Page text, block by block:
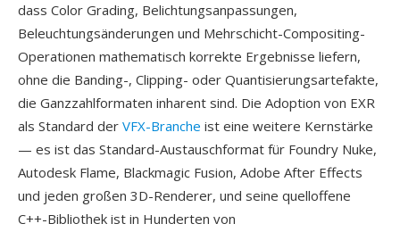
dass Color Grading, Belichtungsanpassungen,
Beleuchtungsänderungen und Mehrschicht-Compositing-
Operationen mathematisch korrekte Ergebnisse liefern,
ohne die Banding-, Clipping- oder Quantisierungsartefakte,
die Ganzzahlformaten inharent sind. Die Adoption von EXR
als Standard der VFX-Branche ist eine weitere Kernstärke
— es ist das Standard-Austauschformat für Foundry Nuke,
Autodesk Flame, Blackmagic Fusion, Adobe After Effects
und jeden großen 3D-Renderer, und seine quelloffene
C++-Bibliothek ist in Hunderten von